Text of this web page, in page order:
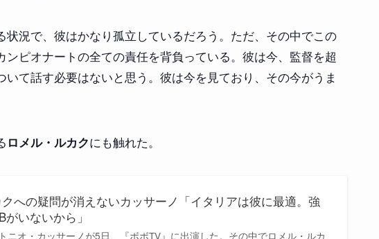
状況で、彼はかなり孤立しているだろう。ただ、その中でこの
ピオナートの全ての責任を背負っている。彼は今、監督を超
いて話す必要はないと思う。彼は今を見ており、その今がうま
ロメル・ルカクにも触れた。
への疑問が消えないカッサーノ「イタリアは彼に最適。強
がいないから」
ニオ・カッサーノが5日、『ボボTV』に出演した。その中でロメル・ルカ